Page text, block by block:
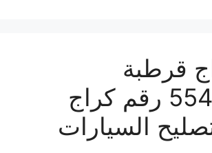
قرطبة
55445363 رقم كراج
السيارات